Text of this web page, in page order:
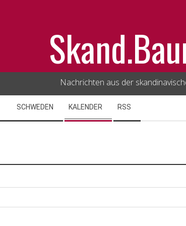
Nachrichten aus der
SCHWEDEN KALENDER RSS